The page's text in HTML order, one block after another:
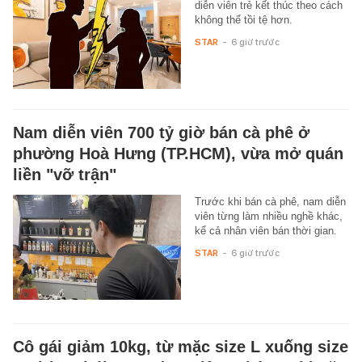
diễn viên trẻ kết thúc theo cách
không thể tồi tệ hơn.
STAR - 6 giờ trước
Nam diễn viên 700 tỷ giờ bán cà phê ở
phường Hoà Hưng (TP.HCM), vừa mở quán
liền "vỡ trận"
Trước khi bán cà phê, nam diễn
viên từng làm nhiều nghề khác,
kể cả nhân viên bán thời gian.
STAR - 6 giờ trước
Cô gái giảm 10kg, từ mặc size L xuống size